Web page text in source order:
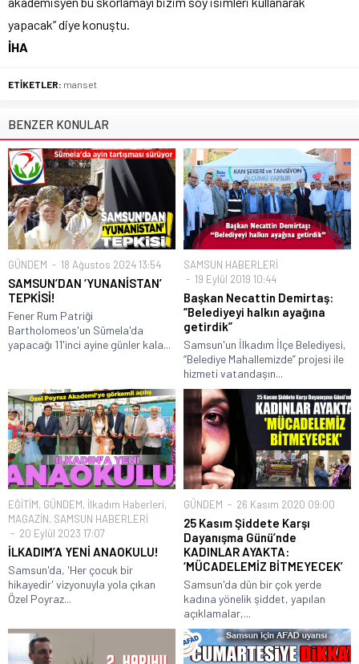
yapacak” diye konuştu.
İHA
ETİKETLER: manset
BENZER KONULAR
GÜNDEM 18 Ağustos 2024 13:54
SAMSUN’DAN ‘YUNANİSTAN’
TEPKİSİ!
Fener Rum Patriği
Bartholomeos'un Sümela'da
yapacağı 11'inci ayine günler kala...
SAMSUN HABERLERİ
19 Eylül 2019 10:44
Başkan Necattin Demirtaş:
“Belediyeyi halkın ayağına
getirdik”
Samsun'un İlkadım İlçe Belediyesi,
“Belediye Mahallemizde” projesi ile
hizmeti vatandaşın...
EĞİTİM, GÜNDEM, İlkadım Haberleri,
MAGAZİN, SAMSUN HABERLERİ
20 Eylül 2023 17:07
İLKADIM’A YENİ ANAOKULU!
Samsun'da, 'Her çocuk bir
hikayedir' vizyonuyla yola çıkan
Özel Poyraz...
GÜNDEM 26 Kasım 2020 09:00
25 Kasım Şiddete Karşı
Dayanışma Günü’nde
KADINLAR AYAKTA:
‘MÜCADELEMİZ BİTMEYECEK’
Samsun'da dün bir çok yerde
kadına yönelik şiddet, yapılan
açıklamalar,...